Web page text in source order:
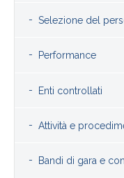
Selezione del
Performance
Enti controllati
Attività e
Bandi di gara e